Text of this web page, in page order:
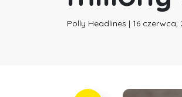
Polly Headlines | 16 czerwca,